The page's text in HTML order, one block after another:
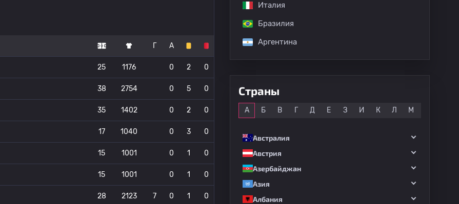
Г А
25 1176 0 2 0
38 2754 0 5 0
35 1402 0 2 0
17 1040 0 3 0
15 1001 0 1 0
15 1001 0 1 0
28 2123 7 0 1 0
Италия
Бразилия
Аргентина
Страны
А Б В Г Д Е З И К Л М
Австралия
Австрия
Азербайджан
Азия
Албания